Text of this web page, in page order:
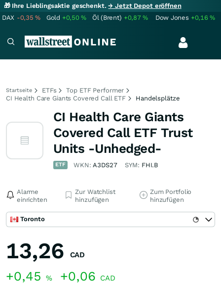
🎁 Ihre Lieblingsaktie geschenkt.→ Jetzt Depot eröffnen
DAX -0,35% Gold +0,50% Öl (Brent) +0,87% Dow Jones +0,16%
Startseite ETFs
Top ETF Performer
CI Health Care Giants Covered Call ETF
Handelsplätze
CI Health Care Giants
Covered Call ETF Trust
Units -Unhedged-
ETF WKN:A3DS27 SYM: FHI.B
Alarme
einrichten
Zur Watchlist
hinzufügen
Zum Portfolio
hinzufügen
Toronto
13,26 CAD
+0,45 % +0,06 CAD